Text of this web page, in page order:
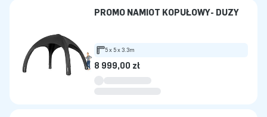
PROMO NAMIOT KOPUŁOWY- DUŻY
5 x 5 x 3.3m
8 999,00 zł